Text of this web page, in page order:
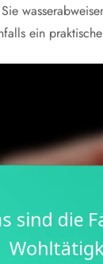
ein